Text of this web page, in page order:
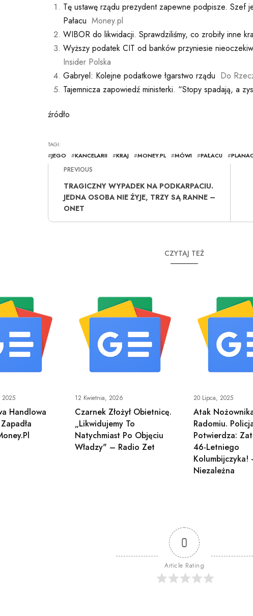
Tę ustawę rządu prezydent zapewne podpisze. Szef
Pałacu Money.pl
WIBOR do likwidacji. Sprawdziliśmy, co zrobiły inne
Wyższy podatek CIT od banków przyniesie
Insider Polska
Gabryel: Kolejne podatkowe łgarstwo rządu Do
Tajemnicza zapowiedź ministerki. “Stopy spadają, a
źródło
TAGI:
#JEGO #KANCELARII #KRAJ #MONEY.PL #MÓWI #PAŁACU #
PREVIOUS
TRAGICZNY WYPADEK NA PODKARPACIU.
JEDNA OSOBA NIE ŻYJE, TRZY SĄ RANNE –
ONET
CZYTAJ TEŻ
2025
Handlowa
12 Kwietnia, 2026
Czarnek Złożył Obietnicę.
„Likwidujemy To
Natychmiast Po Objęciu
Władzy" – Radio Zet
20 Lipca, 2025
Atak
Radomiu.
Potwierdza:
46-Letniego
Kolumbijczyka!
Niezależna
0
Article Rating